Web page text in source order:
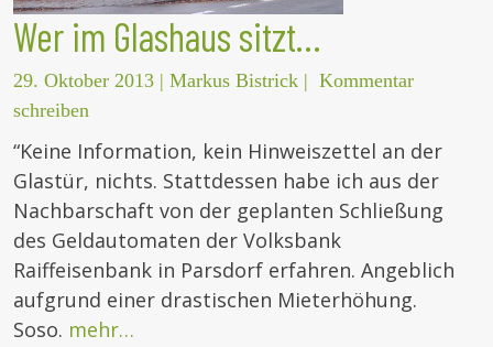
Wer im Glashaus sitzt…
29. Oktober 2013 | Markus Bistrick | Kommentar
schreiben
“Keine Information, kein Hinweiszettel an der
Glastür, nichts. Stattdessen habe ich aus der
Nachbarschaft von der geplanten Schließung
des Geldautomaten der Volksbank
Raiffeisenbank in Parsdorf erfahren. Angeblich
aufgrund einer drastischen Mieterhöhung.
Soso. mehr…